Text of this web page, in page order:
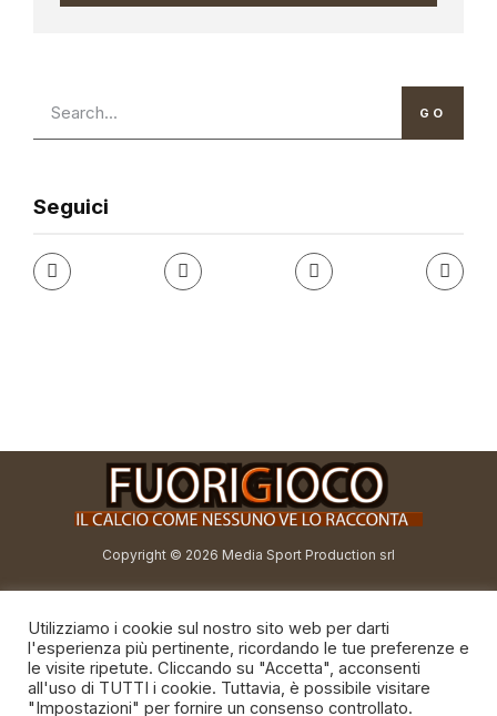
GO
Seguici
Copyright © 2026 Media Sport Production srl
direttore@fuorigioco.info
Utilizziamo i cookie sul nostro sito web per darti
l'esperienza più pertinente, ricordando le tue preferenze e
le visite ripetute. Cliccando su "Accetta", acconsenti
all'uso di TUTTI i cookie. Tuttavia, è possibile visitare
"Impostazioni" per fornire un consenso controllato.